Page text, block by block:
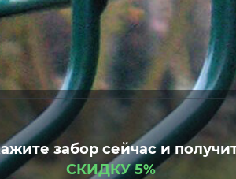
забор сейчас и
СКИДКУ 5%